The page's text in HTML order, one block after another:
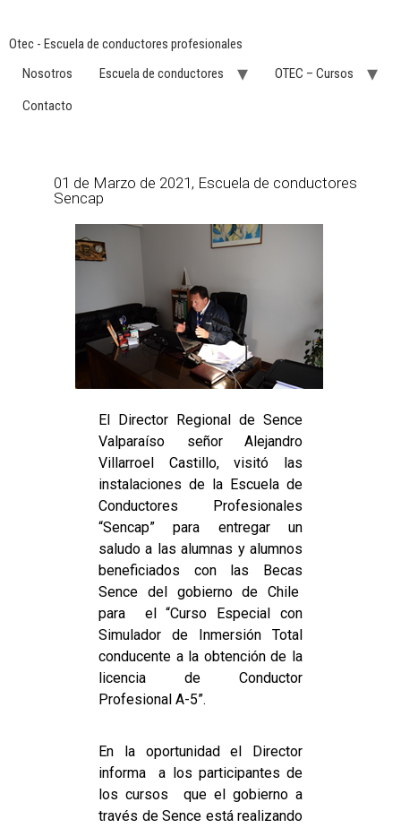
Otec - Escuela de conductores profesionales
Nosotros
Escuela de conductores
OTEC – Cursos
Contacto
01 de Marzo de 2021, Escuela de conductores
Sencap
El Director Regional de Sence
Valparaíso señor Alejandro
Villarroel Castillo, visitó las
instalaciones de la Escuela de
Conductores Profesionales
“Sencap” para entregar un
saludo a las alumnas y alumnos
beneficiados con las Becas
Sence del gobierno de Chile
para el “Curso Especial con
Simulador de Inmersión Total
conducente a la obtención de la
licencia de Conductor
Profesional A-5”.
En la oportunidad el Director
informa a los participantes de
los cursos que el gobierno a
través de Sence está realizando